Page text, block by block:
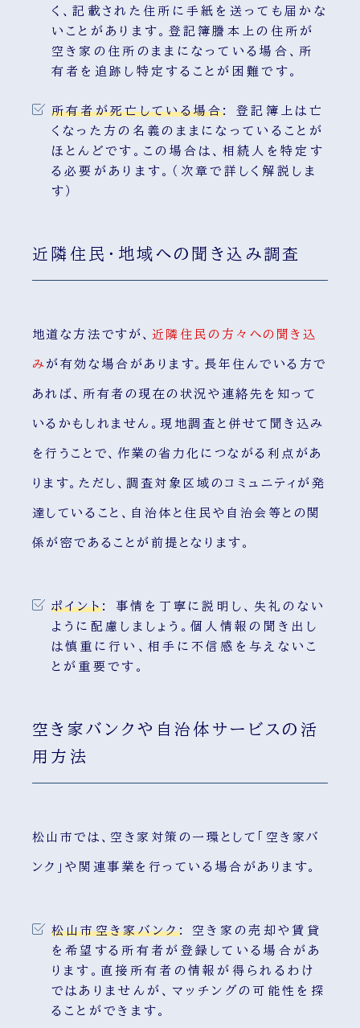
く、記載された住所に手紙を送っても届かな
いことがあります。登記簿謄本上の住所が
空き家の住所のままになっている場合、所
有者を追跡し特定することが困難です。
所有者が死亡している場合:
登記簿上は亡
くなった方の名義のままになっていることが
ほとんどです。この場合は、相続人を特定す
る必要があります。（次章で詳しく解説しま
す）
近隣住民・地域への聞き込み調査
地道な方法ですが、 近隣住民の方々への聞き込
み が有効な場合があります。長年住んでいる方で
あれば、所有者の現在の状況や連絡先を知って
いるかもしれません。現地調査と併せて聞き込み
を行うことで、作業の省力化につながる利点があ
ります。ただし、調査対象区域のコミュニティが発
達していること、自治体と住民や自治会等との関
係が密であることが前提となります。
ポイント:
事情を丁寧に説明し、失礼のない
ように配慮しましょう。個人情報の聞き出し
は慎重に行い、相手に不信感を与えないこ
とが重要です。
空き家バンクや自治体サービスの活
用方法
松山市では、空き家対策の一環として「空き家バ
ンク」や関連事業を行っている場合があります。
松山市空き家バンク:
空き家の売却や賃貸
を希望する所有者が登録している場合があ
ります。直接所有者の情報が得られるわけ
ではありませんが、マッチングの可能性を探
ることができます。